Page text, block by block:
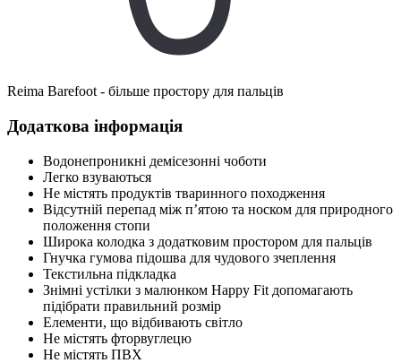
Reima Barefoot - більше простору для пальців
Додаткова інформація
Водонепроникні демісезонні чоботи
Легко взуваються
Не містять продуктів тваринного походження
Відсутній перепад між п’ятою та носком для природного
положення стопи
Широка колодка з додатковим простором для пальців
Гнучка гумова підошва для чудового зчеплення
Текстильна підкладка
Знімні устілки з малюнком Happy Fit допомагають
підібрати правильний розмір
Елементи, що відбивають світло
Не містять фторвуглецю
Не містять ПВХ